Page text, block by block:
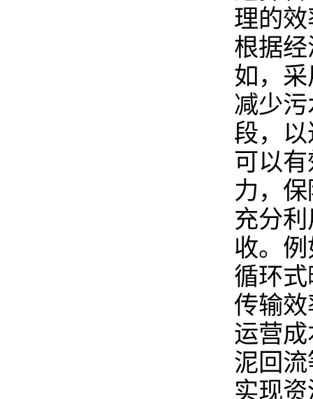
理的
根据
如，
减少
段，
可以
力，
充分
收。
循环
传输
运营
泥回
实现